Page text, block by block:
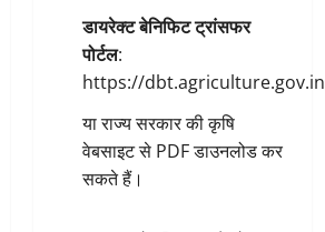
डायरेक्ट बेनिफिट ट्रांसफर
पोर्टल:
https://dbt.agriculture.gov.in
या राज्य सरकार की कृषि
वेबसाइट से PDF डाउनलोड कर
सकते हैं।